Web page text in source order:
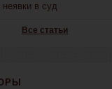
в суд
Все статьи